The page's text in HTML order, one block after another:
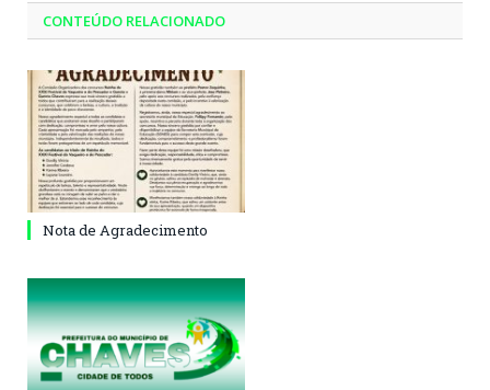
CONTEÚDO RELACIONADO
Nota de Agradecimento